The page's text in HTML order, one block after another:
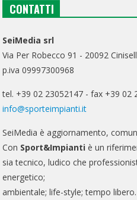
CONTATTI
SeiMedia srl
Via Per Robecco 91 - 20092
p.iva 09997300968
tel. +39 02 23052147 - fax +39 02
info@sporteimpianti.it
SeiMedia è aggiornamento,
Con Sport&Impianti è un
sia tecnico, ludico che
energetico;
ambientale; life-style; tempo libero.